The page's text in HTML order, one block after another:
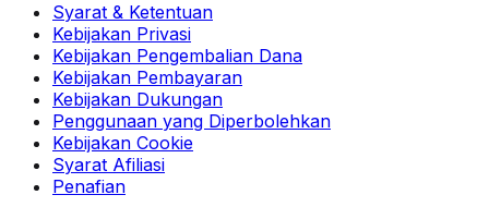
Syarat & Ketentuan
Kebijakan Privasi
Kebijakan Pengembalian Dana
Kebijakan Pembayaran
Kebijakan Dukungan
Penggunaan yang Diperbolehkan
Kebijakan Cookie
Syarat Afiliasi
Penafian